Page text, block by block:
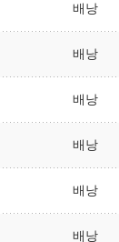
배낭
배낭
배낭
배낭
배낭
배낭